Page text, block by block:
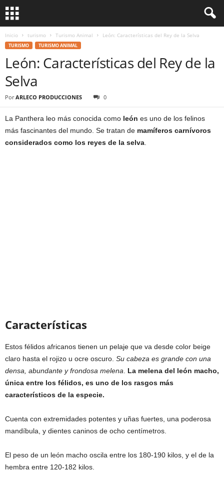
Inicio turismo Turismo Animal León: Características del Rey de la Selva
TURISMO TURISMO ANIMAL
León: Características del Rey de la
Selva
Por ARLECO PRODUCCIONES 0
La Panthera leo más conocida como león es uno de los felinos
más fascinantes del mundo. Se tratan de mamíferos carnívoros
considerados como los reyes de la selva
Características
Estos félidos africanos tienen un pelaje que va desde color beige
claro hasta el rojizo u ocre oscuro. Su cabeza es grande con una
densa, abundante y frondosa melena
La melena del león macho,
única entre los félidos, es uno de los rasgos más
característicos de la especie.
Cuenta con extremidades potentes y uñas fuertes, una poderosa
mandíbula, y dientes caninos de ocho centímetros.
El peso de un león macho oscila entre los 180-190 kilos, y el de la
hembra entre 120-182 kilos.